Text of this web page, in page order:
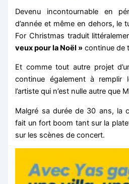
Devenu incontournable en
d’année et même en dehors, le
For Christmas traduit
veux pour la Noël » continue de
Et comme tout autre projet
continue également à remplir
l’artiste qui n’est nulle autre que
Malgré sa durée de 30 ans, la
fait un fort boom tant sur la
sur les scènes de concert.